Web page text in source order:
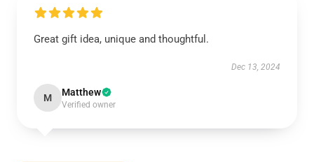
Great gift idea, unique and thoughtful.
Dec 13, 2024
M Matthew
Verified owner